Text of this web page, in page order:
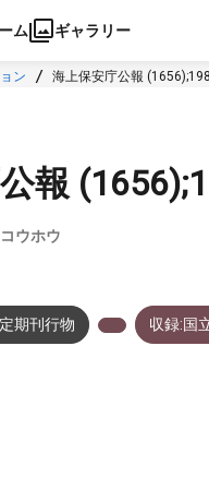
ム ギャラリー
ン 海上保安庁公報
報
ウホウ
定期刊行物 収録:国